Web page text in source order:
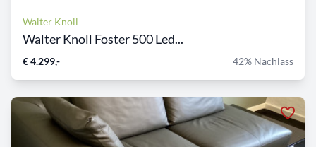
Walter Knoll
Walter Knoll Foster 500 Led...
€ 4.299,- 42% Nachlass